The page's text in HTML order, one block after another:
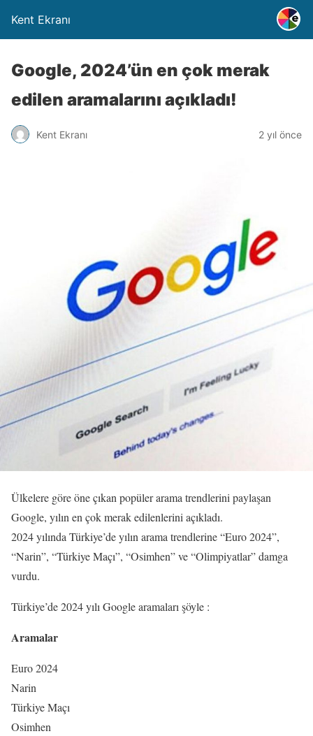
Kent Ekranı
Google, 2024’ün en çok merak
edilen aramalarını açıkladı!
Kent Ekranı 2 yıl önce
Ülkelere göre öne çıkan popüler arama trendlerini paylaşan
Google, yılın en çok merak edilenlerini açıkladı.
2024 yılında Türkiye’de yılın arama trendlerine “Euro 2024”,
“Narin”, “Türkiye Maçı”, “Osimhen” ve “Olimpiyatlar” damga
vurdu.
Türkiye’de 2024 yılı Google aramaları şöyle :
Aramalar
Euro 2024
Narin
Türkiye Maçı
Osimhen